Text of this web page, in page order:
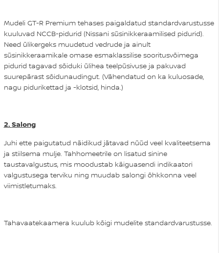
Mudeli GT-R Premium tehases paigaldatud standardvarustusse
kuuluvad NCCB-pidurid (Nissani süsinikkeraamilised pidurid).
Need ülikergeks muudetud vedrude ja ainult
süsinikkeraamikale omase esmaklassilise sooritusvõimega
pidurid tagavad sõiduki ülihea teelpüsivuse ja pakuvad
suurepärast sõidunaudingut. (Vähendatud on ka kuluosade,
nagu pidurikettad ja -klotsid, hinda.)
2. Salong
Juhi ette paigutatud näidikud jätavad nüüd veel kvaliteetsema
ja stiilsema mulje. Tahhomeetrile on lisatud sinine
taustavalgustus, mis moodustab käiguasendi indikaatori
valgustusega terviku ning muudab salongi õhkkonna veel
viimistletumaks.
Tahavaatekaamera kuulub kõigi mudelite standardvarustusse.